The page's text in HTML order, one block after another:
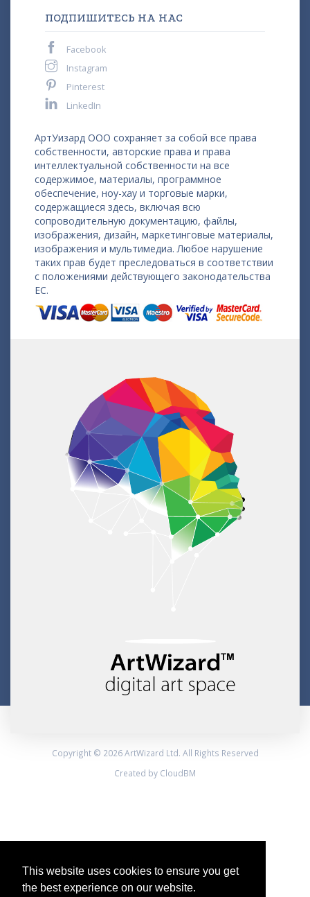
This website uses cookies to ensure you get
the best experience on our website.
ПОДПИШИТЕСЬ НА НАС
Facebook
Instagram
Pinterest
LinkedIn
АртУизард ООО сохраняет за собой все права
собственности, авторские права и права
интеллектуальной собственности на все
содержимое, материалы, программное
обеспечение, ноу-хау и торговые марки,
содержащиеся здесь, включая всю
сопроводительную документацию, файлы,
изображения, дизайн, маркетинговые материалы,
изображения и мультимедиа. Любое нарушение
таких прав будет преследоваться в соответствии
с положениями действующего законодательства
ЕС.
Copyright © 2026 ArtWizard Ltd. All Rights Reserved
Created by CloudBM